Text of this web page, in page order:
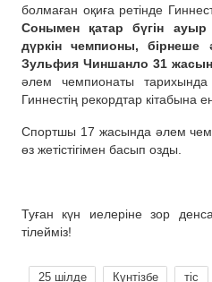
болмаған оқиға ретінде
Сонымен қатар бүгін ауыр
дүркін чемпионы, бірнеше
Зульфия Чиншанло 31 жасын
әлем чемпионаты
Гиннестің рекордтар кітабына
Спортшы 17 жасында әлем
өз жетістігімен басып озды.
Туған күн иелеріне зор
тілейміз!
25 шілде Күнтізбе тіс